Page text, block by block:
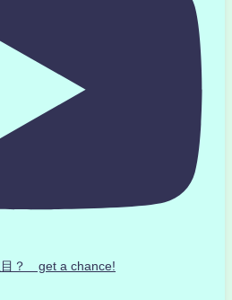
目？ get a chance!